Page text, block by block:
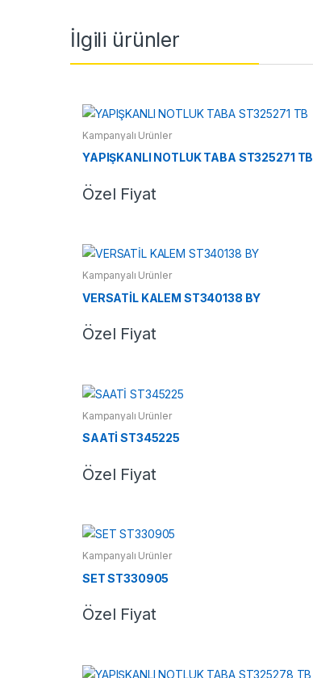
İlgili ürünler
Kampanyalı Ürünler
YAPIŞKANLI NOTLUK TABA ST325271 TB
Özel Fiyat
Kampanyalı Ürünler
VERSATİL KALEM ST340138 BY
Özel Fiyat
Kampanyalı Ürünler
SAATİ ST345225
Özel Fiyat
Kampanyalı Ürünler
SET ST330905
Özel Fiyat